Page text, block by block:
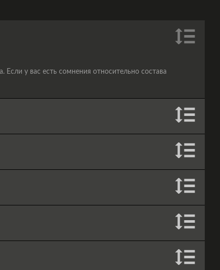
у вас есть сомнения относительно состава